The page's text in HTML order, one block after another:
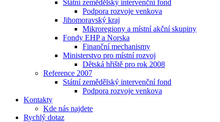
Státní zemědělský intervenční fond
Podpora rozvoje venkova
Jihomoravský kraj
Mikroregiony a místní akční skupiny
Fondy EHP a Norska
Finanční mechanismy
Ministerstvo pro místní rozvoj
Dětská hřiště pro rok 2008
Reference 2007
Státní zemědělský intervenční fond
Podpora rozvoje venkova
Kontakty
Kde nás najdete
Rychlý dotaz